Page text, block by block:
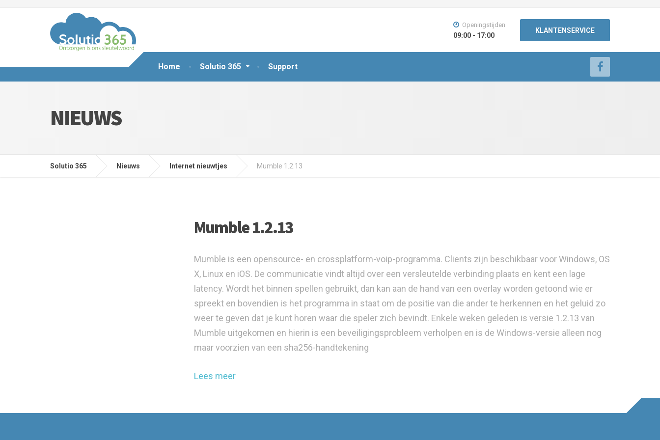
Home Solutio 365 Support
Openingstijden
09:00 - 17:00
KLANTENSERVICE
NIEUWS
Solutio 365 Nieuws Internet nieuwtjes Mumble 1.2.13
Mumble 1.2.13
Mumble is een opensource- en crossplatform-voip-programma. Clients zijn beschikbaar voor Windows, OS
X, Linux en iOS. De communicatie vindt altijd over een versleutelde verbinding plaats en kent een lage
latency. Wordt het binnen spellen gebruikt, dan kan aan de hand van een overlay worden getoond wie er
spreekt en bovendien is het programma in staat om de positie van die ander te herkennen en het geluid zo
weer te geven dat je kunt horen waar die speler zich bevindt. Enkele weken geleden is versie 1.2.13 van
Mumble uitgekomen en hierin is een beveiligingsprobleem verholpen en is de Windows-versie alleen nog
maar voorzien van een sha256-handtekening
Lees meer